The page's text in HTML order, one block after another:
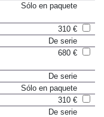
Sólo en paquete
310 €
De serie
680 €
De serie
Sólo en paquete
310 €
De serie